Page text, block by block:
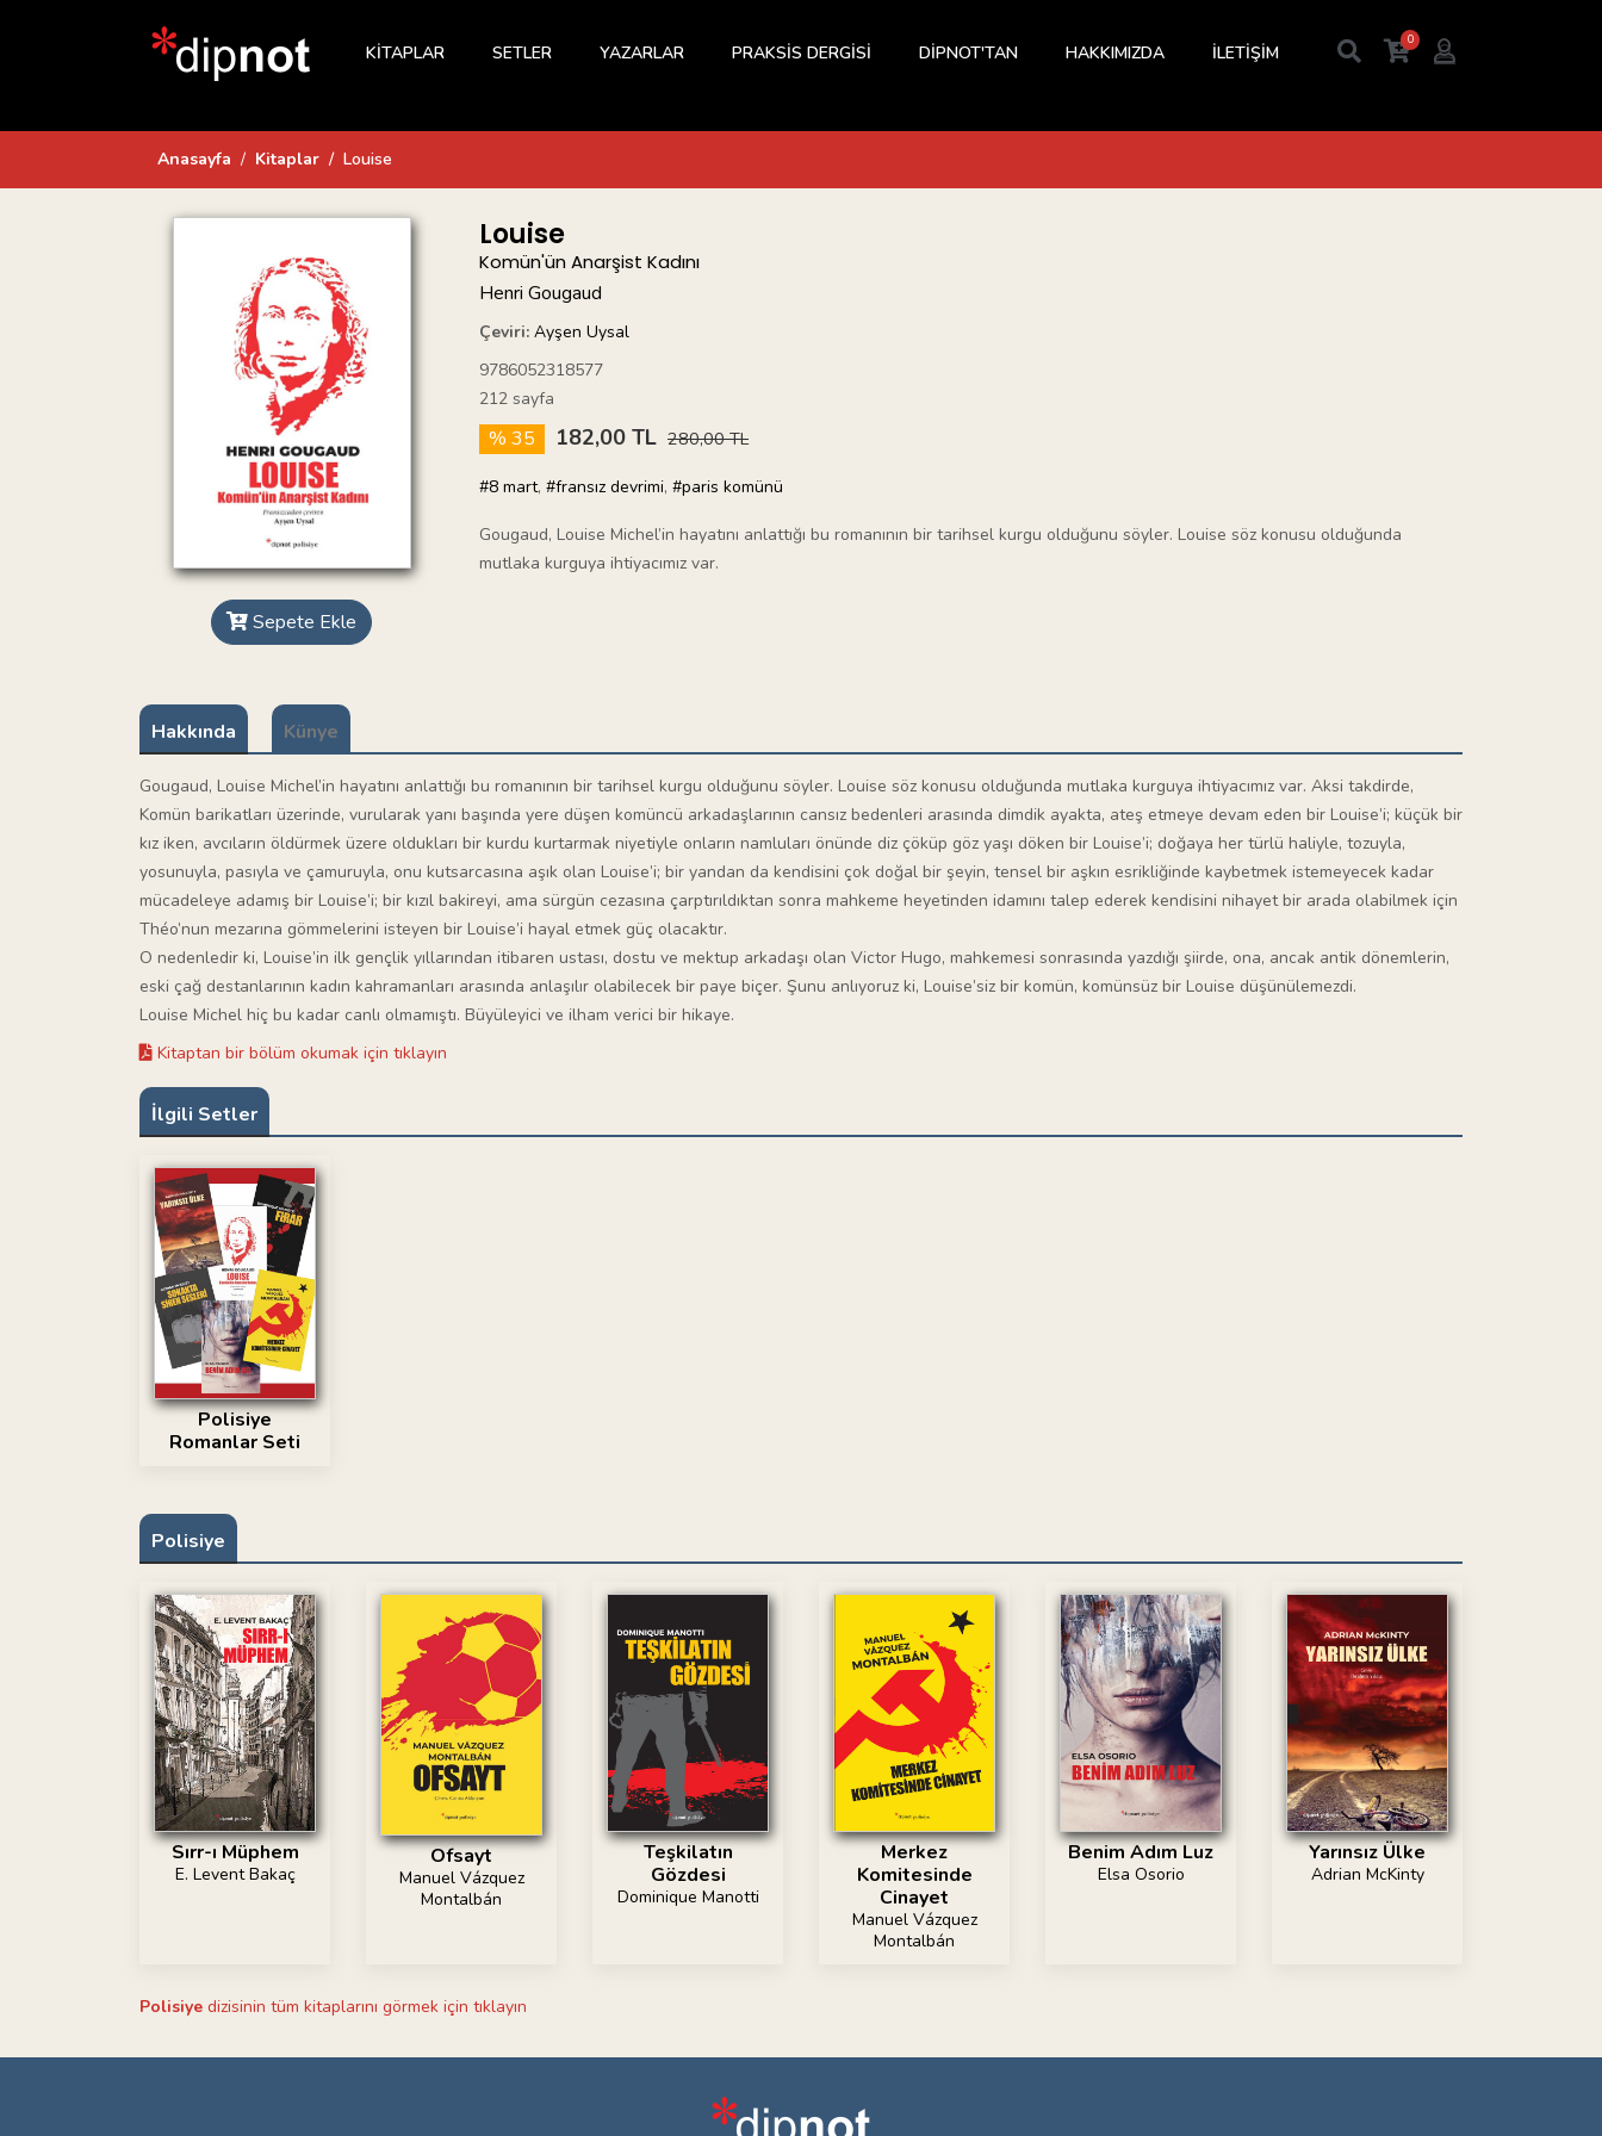
KİTAPLAR SETLER YAZARLAR PRAKSİS DERGİSİ DİPNOT'TAN HAKKIMIZDA İLETİŞİM
0
Anasayfa Kitaplar Louise
Sepete Ekle
Louise
Komün'ün Anarşist Kadını
Henri Gougaud
Çeviri: Ayşen Uysal
9786052318577
212 sayfa
% 35 182,00 TL 280,00 TL
#8 mart, #fransız devrimi, #paris komünü
Gougaud, Louise Michel’in hayatını anlattığı bu romanının bir tarihsel kurgu olduğunu söyler. Louise söz konusu olduğunda
mutlaka kurguya ihtiyacımız var.
Hakkında Künye
Gougaud, Louise Michel’in hayatını anlattığı bu romanının bir tarihsel kurgu olduğunu söyler. Louise söz konusu olduğunda mutlaka kurguya ihtiyacımız var. Aksi takdirde,
Komün barikatları üzerinde, vurularak yanı başında yere düşen komüncü arkadaşlarının cansız bedenleri arasında dimdik ayakta, ateş etmeye devam eden bir Louise’i; küçük bir
kız iken, avcıların öldürmek üzere oldukları bir kurdu kurtarmak niyetiyle onların namluları önünde diz çöküp göz yaşı döken bir Louise’i; doğaya her türlü haliyle, tozuyla,
yosunuyla, pasıyla ve çamuruyla, onu kutsarcasına aşık olan Louise’i; bir yandan da kendisini çok doğal bir şeyin, tensel bir aşkın esrikliğinde kaybetmek istemeyecek kadar
mücadeleye adamış bir Louise’i; bir kızıl bakireyi, ama sürgün cezasına çarptırıldıktan sonra mahkeme heyetinden idamını talep ederek kendisini nihayet bir arada olabilmek için
Théo’nun mezarına gömmelerini isteyen bir Louise’i hayal etmek güç olacaktır.
O nedenledir ki, Louise’in ilk gençlik yıllarından itibaren ustası, dostu ve mektup arkadaşı olan Victor Hugo, mahkemesi sonrasında yazdığı şiirde, ona, ancak antik dönemlerin,
eski çağ destanlarının kadın kahramanları arasında anlaşılır olabilecek bir paye biçer. Şunu anlıyoruz ki, Louise’siz bir komün, komünsüz bir Louise düşünülemezdi.
Louise Michel hiç bu kadar canlı olmamıştı. Büyüleyici ve ilham verici bir hikaye.
Kitaptan bir bölüm okumak için tıklayın
İlgili Setler
Polisiye
Romanlar Seti
Polisiye
Sırr-ı Müphem
E. Levent Bakaç
Ofsayt
Manuel Vázquez
Montalbán
Teşkilatın
Gözdesi
Dominique Manotti
Merkez
Komitesinde
Cinayet
Manuel Vázquez
Montalbán
Benim Adım Luz
Elsa Osorio
Yarınsız Ülke
Adrian McKinty
Polisiye dizisinin tüm kitaplarını görmek için tıklayın